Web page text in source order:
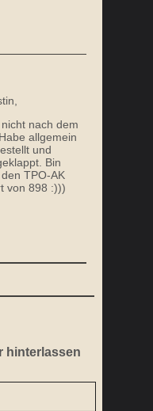
nach dem
allgemein
und
Bin
TPO-AK
von 898 :)))
hinterlassen